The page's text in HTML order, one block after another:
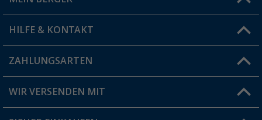
Filiale finden
Vorteilskarte
Blog
Jobs & Karriere
HILFE & KONTAKT
FAQ & Kontakt
Versandinformationen
ZAHLUNGSARTEN
WIR VERSENDEN MIT